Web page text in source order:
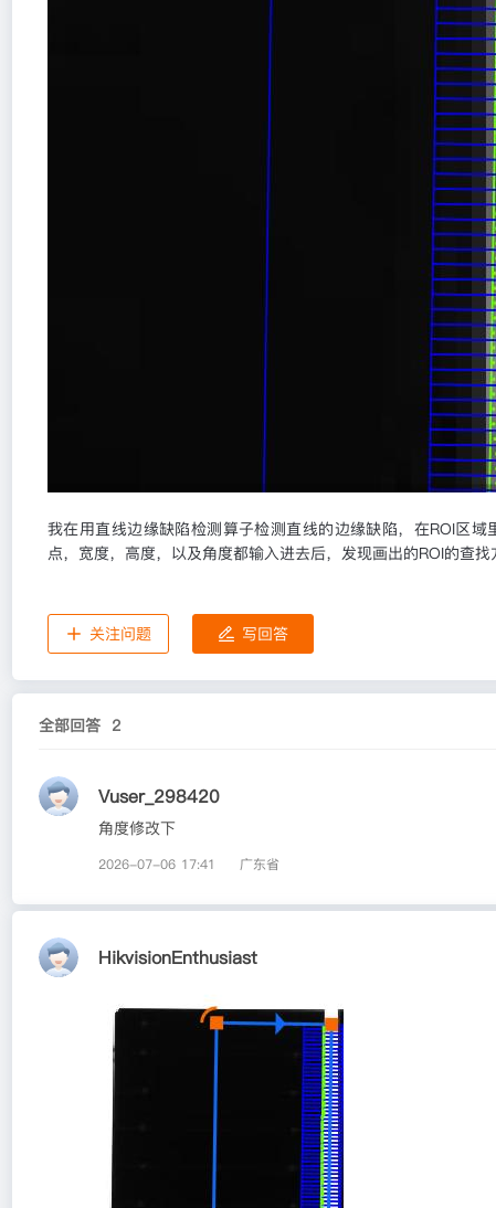
我在用直线边缘缺陷检测算子检测直线的边缘缺陷，在ROI区
点，宽度，高度，以及角度都输入进去后，发现画出的ROI的查
关注问题 写回答
全部回答 2
Vuser_298420
角度修改下
2026-07-06 17:41 广东省
HikvisionEnthusiast